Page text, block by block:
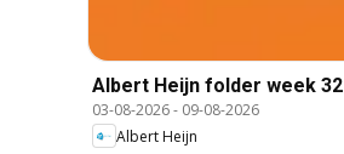
Albert Heijn folder week 32
03-08-2026- 09-08-2026
Albert Heijn